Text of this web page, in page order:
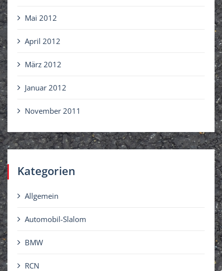
Mai 2012
April 2012
März 2012
Januar 2012
November 2011
Kategorien
Allgemein
Automobil-Slalom
BMW
RCN